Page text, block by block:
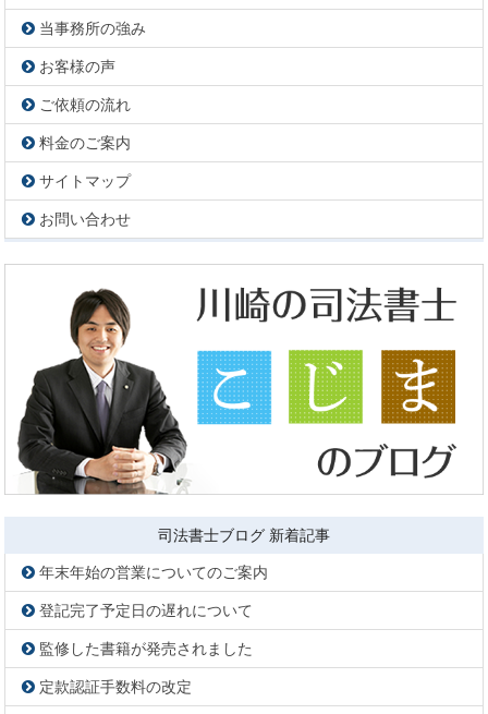
当事務所の強み
お客様の声
ご依頼の流れ
料金のご案内
サイトマップ
お問い合わせ
司法書士ブログ 新着記事
年末年始の営業についてのご案内
登記完了予定日の遅れについて
監修した書籍が発売されました
定款認証手数料の改定